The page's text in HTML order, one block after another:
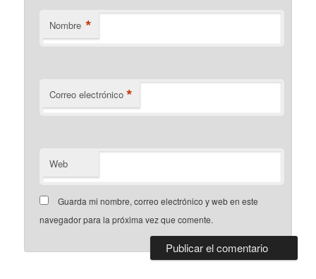
Nombre *
Correo electrónico *
Web
Guarda mi nombre, correo electrónico y web en este
navegador para la próxima vez que comente.